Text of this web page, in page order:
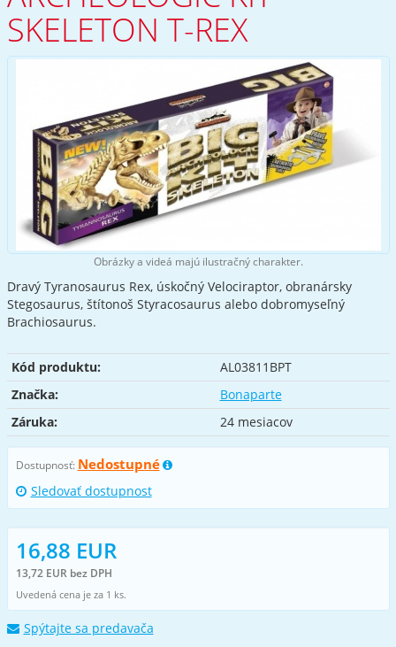
SKELETON T-REX
Obrázky a videá majú ilustračný charakter.
Dravý Tyranosaurus Rex, úskočný Velociraptor, obranársky
Stegosaurus, štítonoš Styracosaurus alebo dobromyseľný
Brachiosaurus.
Kód produktu:
AL03811BPT
Značka:
Bonaparte
Záruka:
24 mesiacov
Dostupnosť: Nedostupné
Sledovať dostupnost
16,88 EUR
13,72 EUR bez DPH
Uvedená cena je za 1 ks.
Spýtajte sa predavača